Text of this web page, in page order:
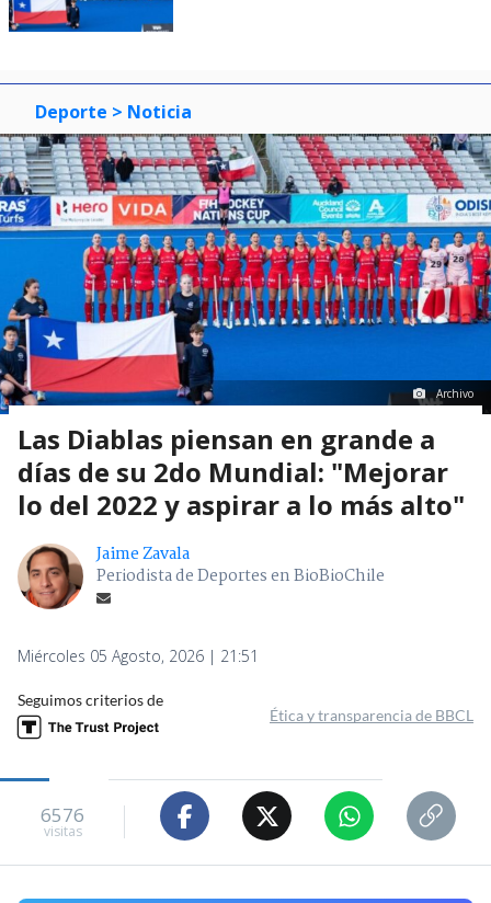
Deporte > Noticia
Archivo
Las Diablas piensan en grande a
días de su 2do Mundial: "Mejorar
lo del 2022 y aspirar a lo más alto"
Jaime Zavala
Periodista de Deportes en BioBioChile
Miércoles 05 Agosto, 2026 | 21:51
Seguimos criterios de
Ética y transparencia de BBCL
6576
visitas